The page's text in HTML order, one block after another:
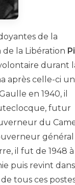
de la
la Libération
durant
après celle-ci
en 1940, il
futur
du
il fut de 1948 à
puis revint
tous ces